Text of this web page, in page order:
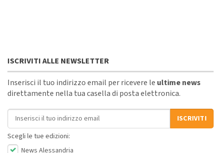
ISCRIVITI ALLE NEWSLETTER
Inserisci il tuo indirizzo email per ricevere le ultime news
direttamente nella tua casella di posta elettronica.
Indirizzo email
ISCRIVITI
Scegli le tue edizioni:
News Alessandria